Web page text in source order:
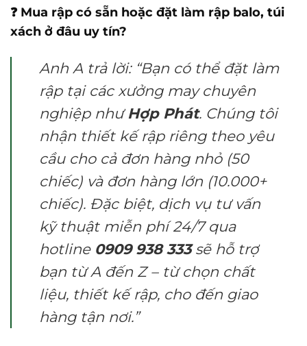
❓ Mua rập có sẵn hoặc đặt làm rập balo, túi
xách ở đâu uy tín?
Anh A trả lời: “Bạn có thể đặt làm
rập tại các xưởng may chuyên
nghiệp như Hợp Phát. Chúng tôi
nhận thiết kế rập riêng theo yêu
cầu cho cả đơn hàng nhỏ (50
chiếc) và đơn hàng lớn (10.000+
chiếc). Đặc biệt, dịch vụ tư vấn
kỹ thuật miễn phí 24/7 qua
hotline 0909 938 333sẽ hỗ trợ
bạn từ A đến Z – từ chọn chất
liệu, thiết kế rập, cho đến giao
hàng tận nơi.”